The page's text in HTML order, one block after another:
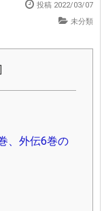
投稿 2022/03/07
未分類
、外伝6巻の